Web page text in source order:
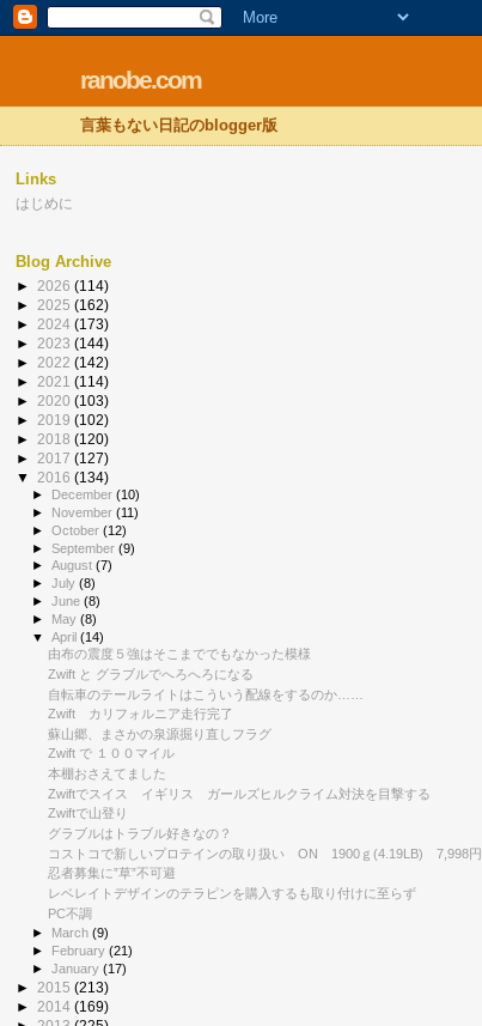
ranobe.com
言葉もない日記のblogger版
Links
はじめに
Blog Archive
► 2026 (114)
► 2025 (162)
► 2024 (173)
► 2023 (144)
► 2022 (142)
► 2021 (114)
► 2020 (103)
► 2019 (102)
► 2018 (120)
► 2017 (127)
▼ 2016 (134)
► December(10)
► November(11)
►October(12)
►September(9)
►August(7)
►July(8)
►June(8)
► May(8)
▼April(14)
由布の震度５強はそこまででもなかった模様
Zwift と グラブルでへろへろになる
自転車のテールライトはこういう配線をするのか……
Zwift カリフォルニア走行完了
蘇山郷、まさかの泉源掘り直しフラグ
Zwift で １００マイル
本棚おさえてました
Zwiftでスイス イギリス ガールズヒルクライム対決を目撃する
Zwiftで山登り
グラブルはトラブル好きなの？
コストコで新しいプロテインの取り扱い ON 1900ｇ(4.19LB) 7,998円
忍者募集に”草”不可避
レベレイトデザインのテラピンを購入するも取り付けに至らず
PC不調
►
March(9)
► February(21)
►January(17)
► 2015 (213)
► 2014 (169)